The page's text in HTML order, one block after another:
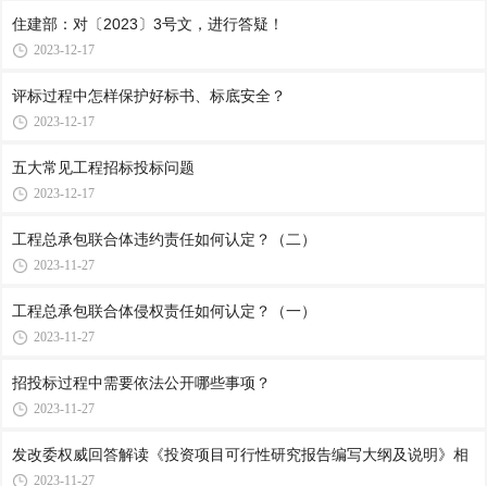
住建部：对〔2023〕3号文，进行答疑！
2023-12-17
评标过程中怎样保护好标书、标底安全？
2023-12-17
五大常见工程招标投标问题
2023-12-17
工程总承包联合体违约责任如何认定？（二）
2023-11-27
工程总承包联合体侵权责任如何认定？（一）
2023-11-27
招投标过程中需要依法公开哪些事项？
2023-11-27
发改委权威回答解读《投资项目可行性研究报告编写大纲及说明》相
2023-11-27